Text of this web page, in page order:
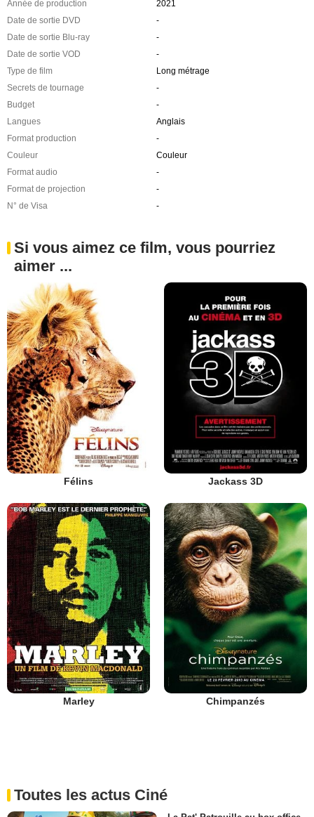
Année de production
2021
Date de sortie DVD
-
Date de sortie Blu-ray
-
Date de sortie VOD
-
Type de film
Long métrage
Secrets de tournage
-
Budget
-
Langues
Anglais
Format production
-
Couleur
Couleur
Format audio
-
Format de projection
-
N° de Visa
-
Si vous aimez ce film, vous pourriez
aimer ...
Félins Jackass 3D
Marley Chimpanzés
Toutes les actus Ciné